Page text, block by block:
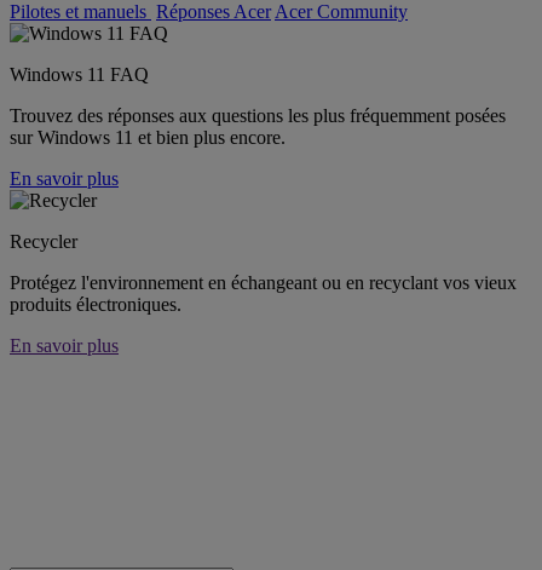
Pilotes et manuels Réponses Acer Acer Community
Windows 11 FAQ
Trouvez des réponses aux questions les plus fréquemment posées
sur Windows 11 et bien plus encore.
En savoir plus
Recycler
Protégez l'environnement en échangeant ou en recyclant vos vieux
produits électroniques.
En savoir plus